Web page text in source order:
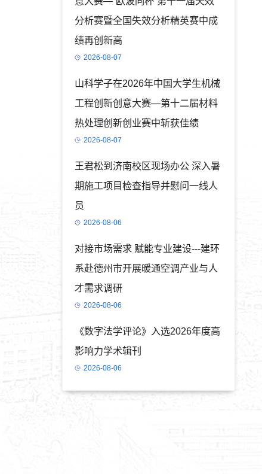
分析赛暨全国失效分析精英赛中成
绩再创新高
2026-08-07
山科学子在2026年中国大学生机械
工程创新创意大赛—第十二届材料
热处理创新创业赛中斩获佳绩
2026-08-07
王君松到济南校区现场办公 深入暑
期施工项目检查指导并慰问一线人
员
2026-08-06
对接市场需求 赋能专业建设---建环
系赴德州市开展暖通空调产业与人
才需求调研
2026-08-06
《数字法学评论》入选2026年度高
影响力学术辑刊
2026-08-06